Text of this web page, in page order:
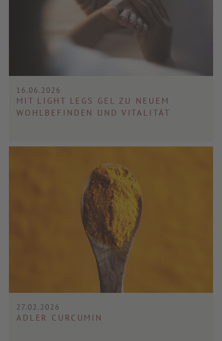
16.06.2026
MIT LIGHT LEGS GEL ZU NEUEM
WOHLBEFINDEN UND VITALITÄT
27.02.2026
ADLER CURCUMIN